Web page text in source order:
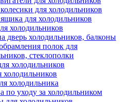
для холодильников
для холодильников
холодильников
дверь холодильников, балконы
полок для
стеклополки
холодильников
холодильников
холодильника
по уходу за холодильником